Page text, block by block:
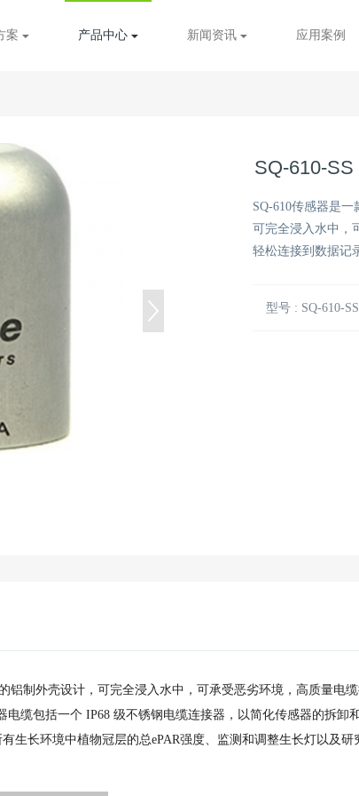
案 产品中心 新闻资讯 应用案例
SQ-610-
SQ-610传感器是
可完全浸入水中，
轻松连接到数据记
型号 : SQ-610-SS
铝制外壳设计，可完全浸入水中，可承受恶劣环境，高质量电
缆包括一个 IP68 级不锈钢电缆连接器，以简化传感器的拆卸
生长环境中植物冠层的总ePAR强度、监测和调整生长灯以及研